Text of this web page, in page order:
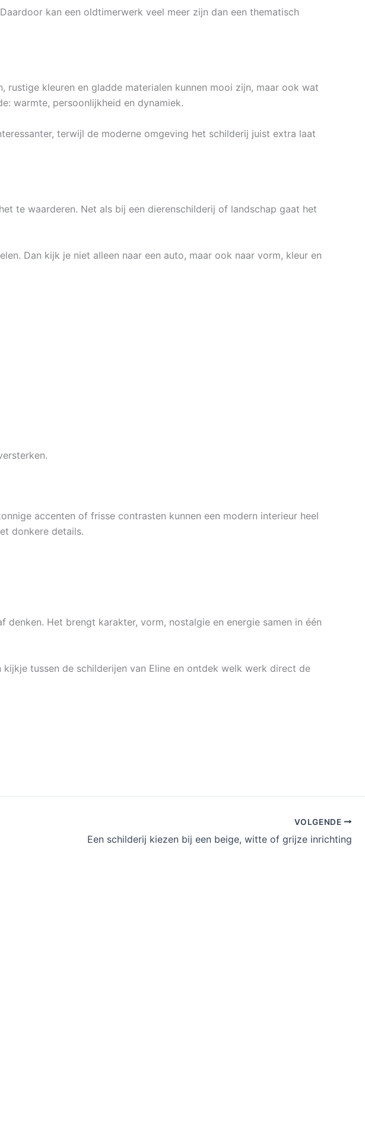
kan een oldtimerwerk veel meer zijn dan een thematisch
kleuren en gladde materialen kunnen mooi zijn, maar ook wat
warmte, persoonlijkheid en dynamiek.
terwijl de moderne omgeving het schilderij juist extra laat
te waarderen. Net als bij een dierenschilderij of landschap gaat het
Dan kijk je niet alleen naar een auto, maar ook naar vorm, kleur en
accenten of frisse contrasten kunnen een modern interieur heel
donkere details.
Het brengt karakter, vorm, nostalgie en energie samen in één
tussen de schilderijen van Eline en ontdek welk werk direct de
VOLGENDE
Een schilderij kiezen bij een beige, witte of grijze inrichting